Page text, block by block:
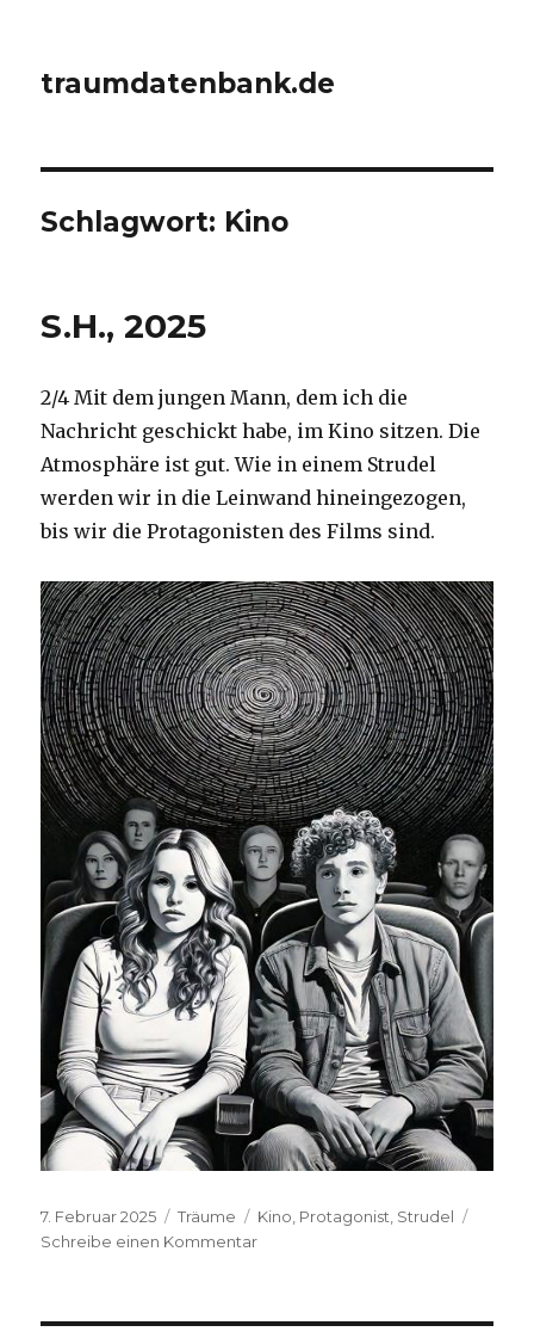
traumdatenbank.de
Schlagwort: Kino
S.H., 2025
2/4 Mit dem jungen Mann, dem ich die
Nachricht geschickt habe, im Kino sitzen. Die
Atmosphäre ist gut. Wie in einem Strudel
werden wir in die Leinwand hineingezogen,
bis wir die Protagonisten des Films sind.
Veröffentlicht
am
7. Februar 2025 Kategorien
Träume Schlagwörter
Kino Protagonist Strudel
Schreibe einen Kommentarzu